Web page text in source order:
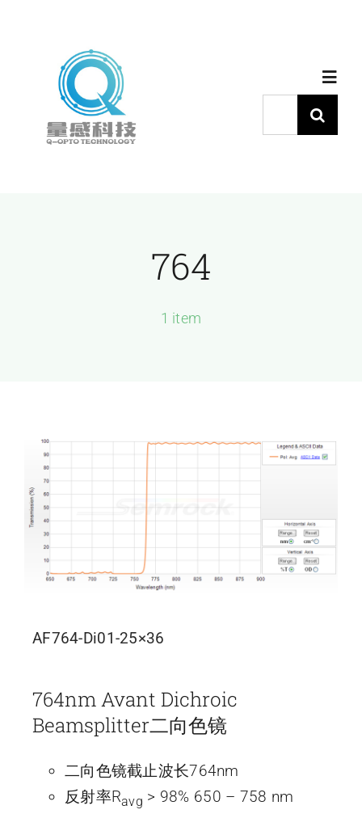
关于量感
联系我们
索：
764
1 item
AF764-Di01-25×36
764nm Avant Dichroic
Beamsplitter二向色镜
二向色镜截止波长764nm
反射率Ravg > 98% 650 – 758 nm